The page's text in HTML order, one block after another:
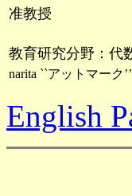
准教授
教育研究分野：代
narita ``アットマーク’’
English